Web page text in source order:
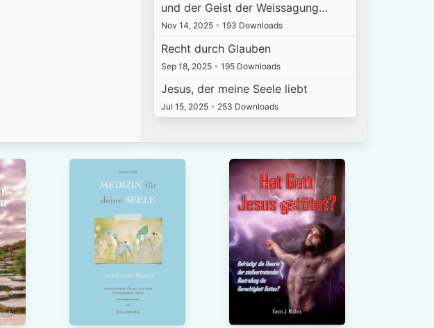
und der Geist der Weissagung…
Nov 14, 2025 • 193 Downloads
Recht durch Glauben
Sep 18, 2025 • 195 Downloads
Jesus, der meine Seele liebt
Jul 15, 2025 • 253 Downloads